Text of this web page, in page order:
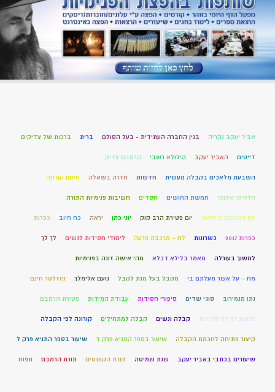
אביר יעקב נהריה בנין החברה העתידית - בעל הסולם ברית ברכות של צדיקים
דייטים האביר יעקב הילולא רשבי הרמבם צדיק
השבעת מלאכים בקבלה מעשית חדשות חזרה בשאלה חיסון קורונה
חלקיקי אלוקי חמשת החושים חסדים חשיבות פנימיות התורה
יום האהבה ביהדות יום פטירת הרב קוק יוני כהן יראה כח חיוב כפרות
כפרות 2017 כשרונות לח – מרכבת פרעה לימודי חסידות לנשים לך לך
למשוך בעורלה מאמר בלילא דכלא מהי אישה זונה בפנימיות
מח – על אשר מעלתם בי מקבל בעל מנת לקבל נועם אלימלך ניוזלטר חינם
נתן מנמירוב סוגי שדים סיפורי חסידות עבודת המידות פטירת הרמבם
פרשת לך לך חסידות קבלה ונשים קבלה למתחילים קורונה לפי הקבלה
קיצור פתיחה לחכמת הקבלה שיעור בספר התניא פרק ד שיעור בספר התניא פרק ל
שיעורים בכתבי באביר יעקב שנת שמיטה תורת הקוונטים תורת הרמבם תפוח